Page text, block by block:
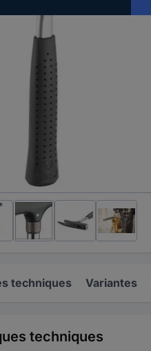
techniques Variantes
techniques